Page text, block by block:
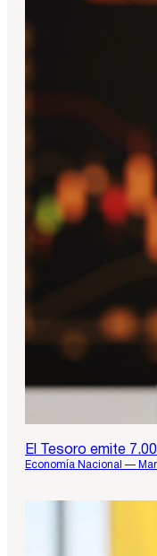
El Tesoro emite
Economía Nacional —